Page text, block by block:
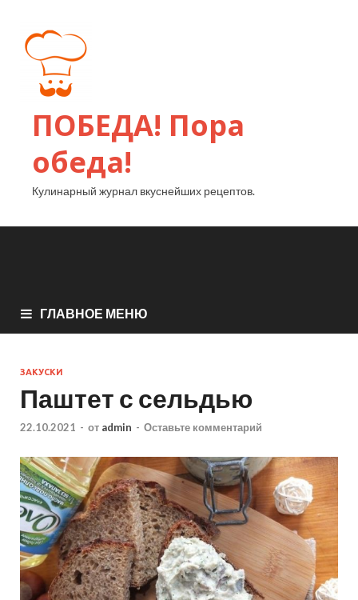
ПОБЕДА! Пора
обеда!
Кулинарный журнал вкуснейших рецептов.
ГЛАВНОЕ МЕНЮ
ЗАКУСКИ
Паштет с сельдью
22.10.2021 - от admin - Оставьте комментарий